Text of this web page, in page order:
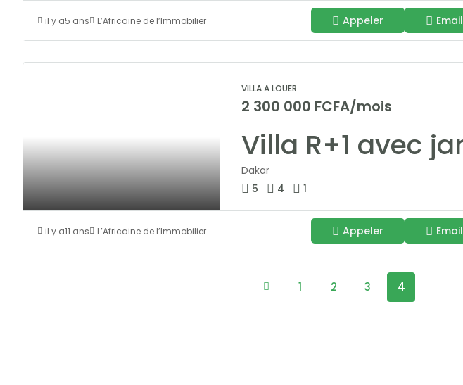
il y a5 ans L’Africaine de l’Immobilier Appeler Email
VILLA A LOUER
2 300 000 FCFA/mois
Dakar
5
4 1
il y a11 ans L’Africaine de l’Immobilier Appeler Email
1 2 3 4